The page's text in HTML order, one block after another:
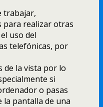
trabajar,
para realizar otras
uso del
telefónicas, por
de la vista por lo
si
o pasas
la pantalla de una